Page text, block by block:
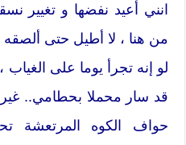
انني أعيد نفضها و تغيير
من هنا ، لا أطيل حتى
لو إنه تجرأ يوما على
قد سار محملا بحطامي..
حواف الكوه المرتعشة